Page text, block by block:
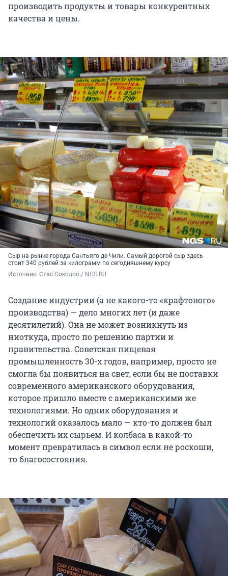
производить продукты и товары конкурентных
качества и цены.
Сыр на рынке города Сантьяго де Чили. Самый дорогой сыр здесь
стоит 340 рублей за килограмм по сегодняшнему курсу
Источник: Стас Соколов / NGS.RU
Создание индустрии (а не какого-то «крафтового»
производства) — дело многих лет (и даже
десятилетий). Она не может возникнуть из
ниоткуда, просто по решению партии и
правительства. Советская пищевая
промышленность 30-х годов, например, просто не
смогла бы появиться на свет, если бы не поставки
современного американского оборудования,
которое пришло вместе с американскими же
технологиями. Но одних оборудования и
технологий оказалось мало — кто-то должен был
обеспечить их сырьем. И колбаса в какой-то
момент превратилась в символ если не роскоши,
то благосостояния.